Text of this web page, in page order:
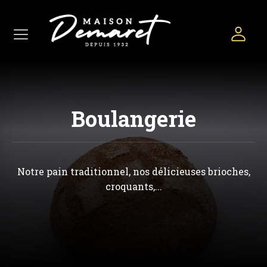
Boulangerie
Notre pain traditionnel, nos délicieuses brioches,
croquants,...